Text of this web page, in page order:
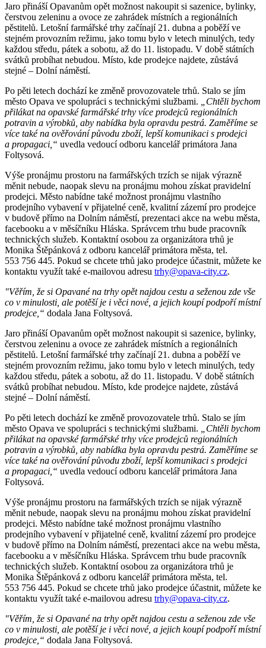
Jaro přináší Opavanům opět možnost nakoupit si sazenice, bylinky,
čerstvou zeleninu a ovoce ze zahrádek místních a regionálních
pěstitelů. Letošní farmářské trhy začínají 21. dubna a poběží ve
stejném provozním režimu, jako tomu bylo v letech minulých, tedy
každou středu, pátek a sobotu, až do 11. listopadu. V době státních
svátků probíhat nebudou. Místo, kde prodejce najdete, zůstává
stejné – Dolní náměstí.
Po pěti letech dochází ke změně provozovatele trhů. Stalo se jím
město Opava ve spolupráci s technickými službami.
„Chtěli bychom
přilákat na opavské farmářské trhy více prodejců regionálních
potravin a výrobků, aby nabídka byla opravdu pestrá. Zaměříme se
více také na ověřování původu zboží, lepší komunikaci s prodejci
a propagaci,“ uvedla vedoucí odboru kancelář primátora Jana
Foltysová.
Výše pronájmu prostoru na farmářských trzích se nijak výrazně
měnit nebude, naopak slevu na pronájmu mohou získat pravidelní
prodejci. Město nabídne také možnost pronájmu vlastního
prodejního vybavení v přijatelné ceně, kvalitní zázemí pro prodejce
v budově přímo na Dolním náměstí, prezentaci akce na webu města,
facebooku a v měsíčníku Hláska. Správcem trhu bude pracovník
technických služeb. Kontaktní osobou za organizátora trhů je
Monika Štěpánková z odboru kancelář primátora města, tel.
553 756 445. Pokud se chcete trhů jako prodejce účastnit, můžete ke
kontaktu využít také e-mailovou adresu trhy@opava-city.cz.
"Věřím, že si Opavané na trhy opět najdou cestu a seženou zde vše
co v minulosti, ale potěší je i věci nové, a jejich koupí podpoří místní
prodejce,“ dodala Jana Foltysová.
Jaro přináší Opavanům opět možnost nakoupit si sazenice, bylinky,
čerstvou zeleninu a ovoce ze zahrádek místních a regionálních
pěstitelů. Letošní farmářské trhy začínají 21. dubna a poběží ve
stejném provozním režimu, jako tomu bylo v letech minulých, tedy
každou středu, pátek a sobotu, až do 11. listopadu. V době státních
svátků probíhat nebudou. Místo, kde prodejce najdete, zůstává
stejné – Dolní náměstí.
Po pěti letech dochází ke změně provozovatele trhů. Stalo se jím
město Opava ve spolupráci s technickými službami.
„Chtěli bychom
přilákat na opavské farmářské trhy více prodejců regionálních
potravin a výrobků, aby nabídka byla opravdu pestrá. Zaměříme se
více také na ověřování původu zboží, lepší komunikaci s prodejci
a propagaci,“ uvedla vedoucí odboru kancelář primátora Jana
Foltysová.
Výše pronájmu prostoru na farmářských trzích se nijak výrazně
měnit nebude, naopak slevu na pronájmu mohou získat pravidelní
prodejci. Město nabídne také možnost pronájmu vlastního
prodejního vybavení v přijatelné ceně, kvalitní zázemí pro prodejce
v budově přímo na Dolním náměstí, prezentaci akce na webu města,
facebooku a v měsíčníku Hláska. Správcem trhu bude pracovník
technických služeb. Kontaktní osobou za organizátora trhů je
Monika Štěpánková z odboru kancelář primátora města, tel.
553 756 445. Pokud se chcete trhů jako prodejce účastnit, můžete ke
kontaktu využít také e-mailovou adresu trhy@opava-city.cz.
"Věřím, že si Opavané na trhy opět najdou cestu a seženou zde vše
co v minulosti, ale potěší je i věci nové, a jejich koupí podpoří místní
prodejce,“ dodala Jana Foltysová.